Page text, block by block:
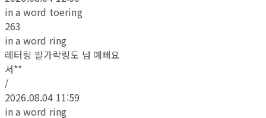
in a word toering
263
in a word ring
레터링 발가락링도 넘 예뻐요
서**
/
2026.08.04 11:59
in a word ring